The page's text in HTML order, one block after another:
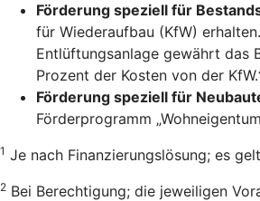
Förderung speziell für
für Wiederaufbau (KfW)
Entlüftungsanlage gewährt das
Prozent der Kosten von der KfW.
Förderung speziell für
Förderprogramm
1 Je nach Finanzierungslösung; es
2 Bei Berechtigung; die jeweiligen